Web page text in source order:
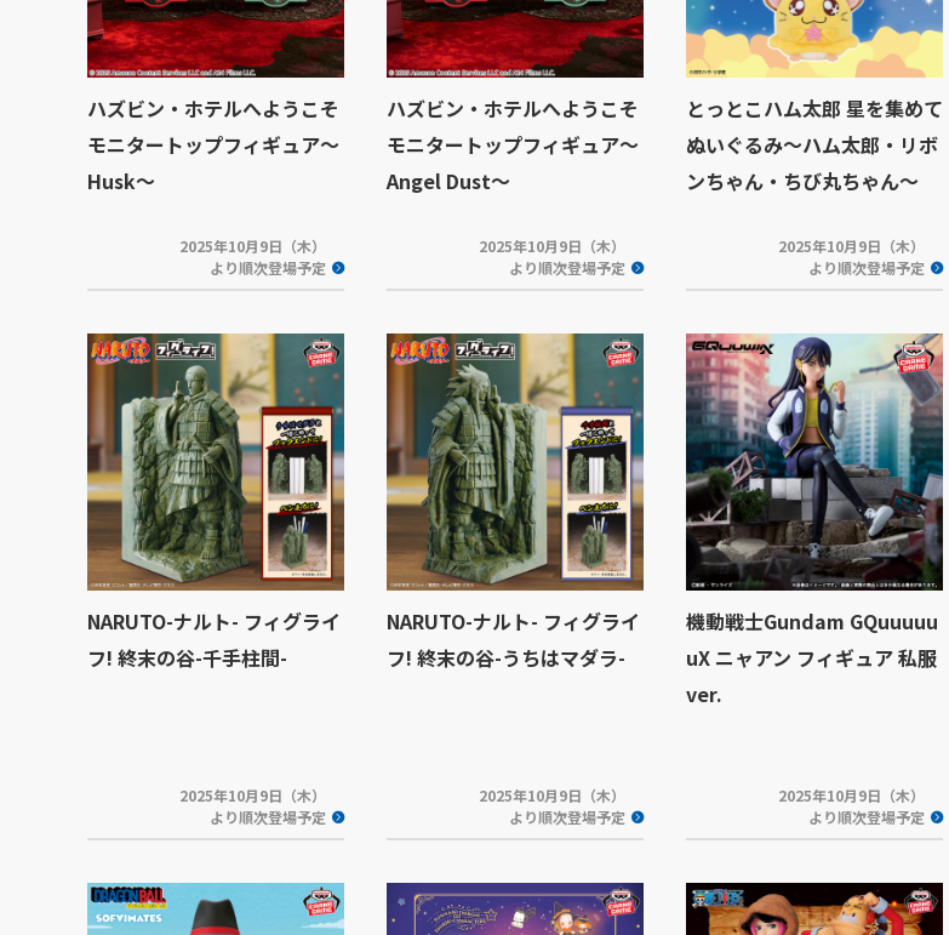
ハズビン・ホテルへようこそ
モニタートップフィギュア～
Husk～
2025年10月9日（木）
より順次登場予定
ハズビン・ホテルへようこそ
モニタートップフィギュア～
Angel Dust～
2025年10月9日（木）
より順次登場予定
とっとこハム太郎 星を集めて
ぬいぐるみ～ハム太郎・リボ
ンちゃん・ちび丸ちゃん～
2025年10月9日（木）
より順次登場予定
NARUTO-ナルト- フィグライ
フ! 終末の谷-千手柱間-
2025年10月9日（木）
より順次登場予定
NARUTO-ナルト- フィグライ
フ! 終末の谷-うちはマダラ-
2025年10月9日（木）
より順次登場予定
機動戦士Gundam GQuuuuu
uX ニャアン フィギュア 私服
ver.
2025年10月9日（木）
より順次登場予定